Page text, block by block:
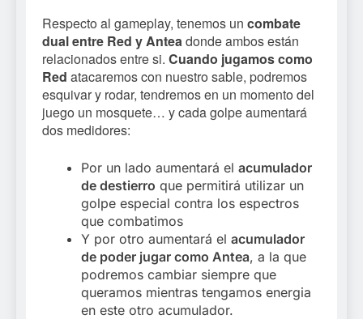
Respecto al gameplay, tenemos un combate
dual entre Red y Anteadonde ambos están
relacionados entre si. Cuando jugamos como
Red atacaremos con nuestro sable, podremos
esquivar y rodar, tendremos en un momento del
juego un mosquete… y cada golpe aumentará
dos medidores:
Por un lado aumentará el acumulador
de destierro que permitirá utilizar un
golpe especial contra los espectros
que combatimos
Y por otro aumentará el acumulador
de poder jugar como Antea, a la que
podremos cambiar siempre que
queramos mientras tengamos energia
en este otro acumulador.